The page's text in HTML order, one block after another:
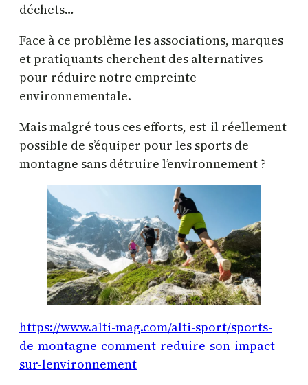
déchets…
Face à ce problème les associations, marques
et pratiquants cherchent des alternatives
pour réduire notre empreinte
environnementale.
Mais malgré tous ces efforts, est-il réellement
possible de s’équiper pour les sports de
montagne sans détruire l’environnement ?
https://www.alti-mag.com/alti-sport/sports-
de-montagne-comment-reduire-son-impact-
sur-lenvironnement